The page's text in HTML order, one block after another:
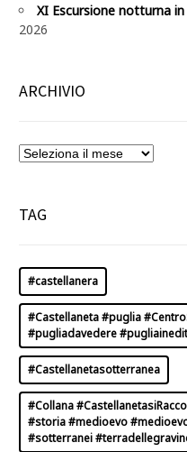
XI Escursione notturna
2026
ARCHIVIO
TAG
#castellanera
#Castellaneta #puglia
#pugliadavedere
#Castellanetasotterranea
#Collana
#storia #medioevo
#sotterranei